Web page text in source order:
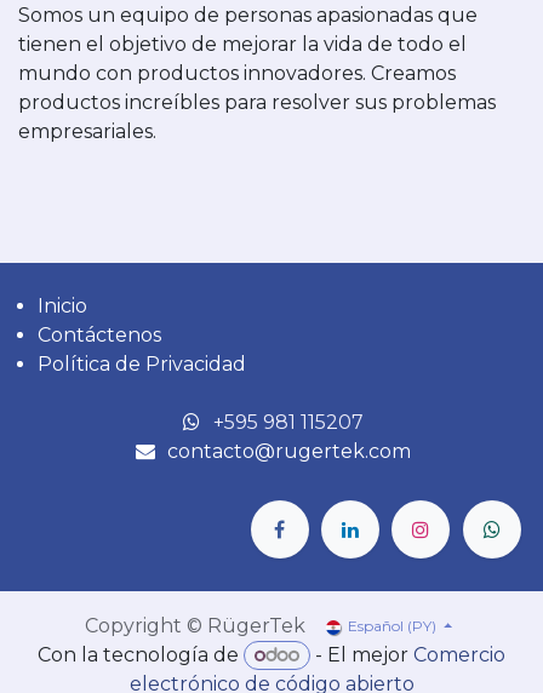
Somos un equipo de personas apasionadas que
tienen el objetivo de mejorar la vida de todo el
mundo con productos innovadores. Creamos
productos increíbles para resolver sus problemas
empresariales.
Inicio
Contáctenos
Política de Privacidad
‎+595 981 115207
contacto@rugertek.com
Copyright © RügerTek Español (PY)
Con la tecnología de - El mejor Comercio
electrónico de código abierto